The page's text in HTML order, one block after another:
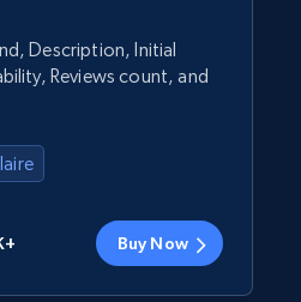
Description, Initial
Reviews count, and
Buy Now